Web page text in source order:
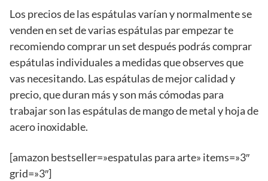
Los precios de las espátulas varían y normalmente se
venden en set de varias espátulas par empezar te
recomiendo comprar un set después podrás comprar
espátulas individuales a medidas que observes que
vas necesitando. Las espátulas de mejor calidad y
precio, que duran más y son más cómodas para
trabajar son las espátulas de mango de metal y hoja de
acero inoxidable.
[amazon bestseller=»espatulas para arte» items=»3″
grid=»3″]